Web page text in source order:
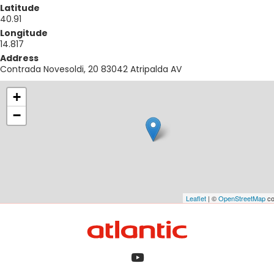
Latitude
40.91
Longitude
14.817
Address
Contrada Novesoldi, 20 83042 Atripalda AV
+
−
Leaflet | ©OpenStreetMap